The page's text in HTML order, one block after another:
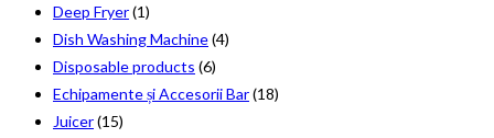
Deep Fryer(1)
Dish Washing Machine(4)
Disposable products (6)
Echipamente și Accesorii Bar(18)
Juicer(15)